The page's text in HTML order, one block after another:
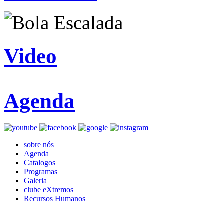
Video
Agenda
sobre nós
Agenda
Catalogos
Programas
Galeria
clube eXtremos
Recursos Humanos